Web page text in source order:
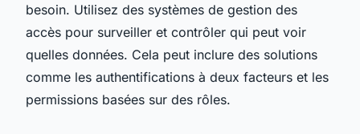
besoin. Utilisez des systèmes de gestion des
accès pour surveiller et contrôler qui peut voir
quelles données. Cela peut inclure des solutions
comme les authentifications à deux facteurs et les
permissions basées sur des rôles.